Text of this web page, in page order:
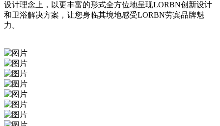
设计理念上，以更丰富的形式全方位地呈现LORBN创新设计
和卫浴解决方案，让您身临其境地感受LORBN劳宾品牌魅
力。